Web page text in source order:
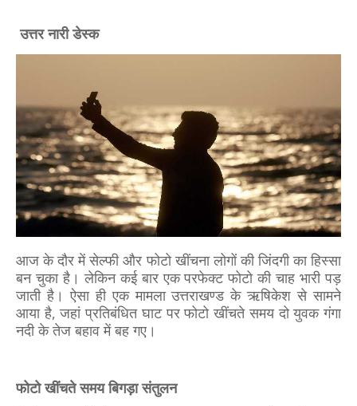
उत्तर नारी डेस्क
आज के दौर में सेल्फी और फोटो खींचना लोगों की जिंदगी का हिस्सा
बन चुका है। लेकिन कई बार एक परफेक्ट फोटो की चाह भारी पड़
जाती है। ऐसा ही एक मामला उत्तराखण्ड के ऋषिकेश से सामने
आया है, जहां प्रतिबंधित घाट पर फोटो खींचते समय दो युवक गंगा
नदी के तेज बहाव में बह गए।
फोटो खींचते समय बिगड़ा संतुलन